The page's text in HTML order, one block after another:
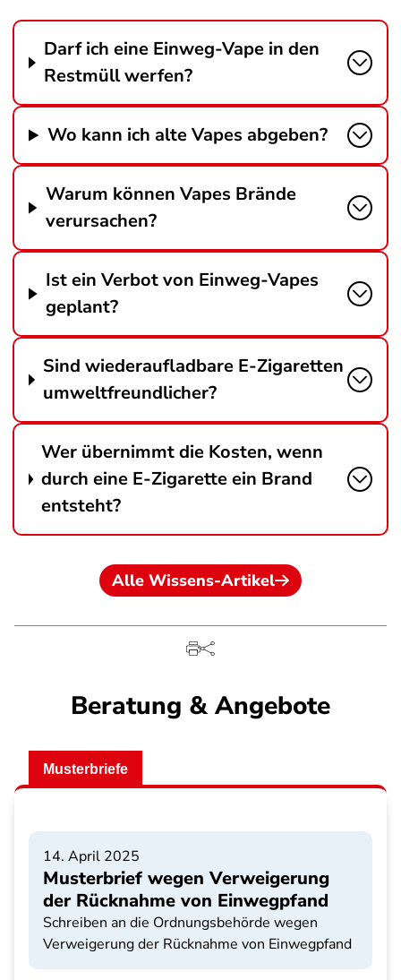
Darf ich eine Einweg-Vape in den
Restmüll werfen?
Wo kann ich alte Vapes abgeben?
Warum können Vapes Brände
verursachen?
Ist ein Verbot von Einweg-Vapes
geplant?
Sind wiederaufladbare E-Zigaretten
umweltfreundlicher?
Wer übernimmt die Kosten, wenn
durch eine E-Zigarette ein Brand
entsteht?
Alle Wissens-Artikel
Beratung & Angebote
Musterbriefe
14. April 2025
Musterbrief wegen Verweigerung
der Rücknahme von Einwegpfand
Schreiben an die Ordnungsbehörde wegen
Verweigerung der Rücknahme von Einwegpfand